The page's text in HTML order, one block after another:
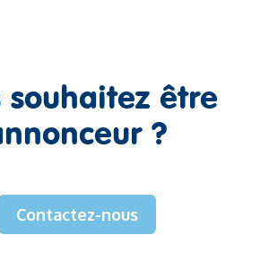
souhaitez être
?
Contactez-nous